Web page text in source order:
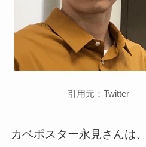
引用元：Twitter
カベポスター永見さんは